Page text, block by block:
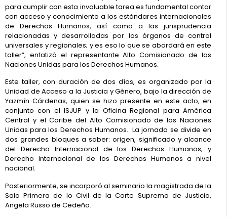
para cumplir con esta invaluable tarea es fundamental contar
con acceso y conocimiento a los estándares internacionales
de Derechos Humanos, así como a las jurisprudencia
relacionadas y desarrolladas por los órganos de control
universales y regionales; y es eso lo que se abordará en este
taller”, enfatizó el representante Alto Comisionado de las
Naciones Unidas para los Derechos Humanos.
Este taller, con duración de dos días, es organizado por la
Unidad de Acceso a la Justicia y Género, bajo la dirección de
Yazmín Cárdenas, quien se hizo presente en este acto, en
conjunto con el ISJUP y la Oficina Regional para América
Central y el Caribe del Alto Comisionado de las Naciones
Unidas para los Derechos Humanos. La jornada se divide en
dos grandes bloques a saber: origen, significado y alcance
del Derecho Internacional de los Derechos Humanos, y
Derecho Internacional de los Derechos Humanos a nivel
nacional.
Posteriormente, se incorporó al seminario la magistrada de la
Sala Primera de lo Civil de la Corte Suprema de Justicia,
Angela Russo de Cedeño.